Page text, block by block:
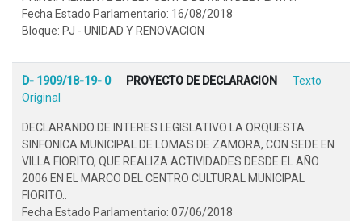
Fecha Estado Parlamentario: 16/08/2018
Bloque: PJ - UNIDAD Y RENOVACION
D- 1909/18-19- 0 PROYECTO DE DECLARACION
Texto
Original
DECLARANDO DE INTERES LEGISLATIVO LA ORQUESTA
SINFONICA MUNICIPAL DE LOMAS DE ZAMORA, CON SEDE EN
VILLA FIORITO, QUE REALIZA ACTIVIDADES DESDE EL AÑO
2006 EN EL MARCO DEL CENTRO CULTURAL MUNICIPAL
FIORITO..
Fecha Estado Parlamentario: 07/06/2018